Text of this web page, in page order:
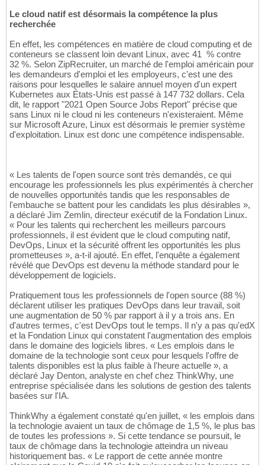
Le cloud natif est désormais la compétence la plus
recherchée
En effet, les compétences en matière de cloud computing et de
conteneurs se classent loin devant Linux, avec 41 % contre
32 %. Selon ZipRecruiter, un marché de l'emploi américain pour
les demandeurs d'emploi et les employeurs, c'est une des
raisons pour lesquelles le salaire annuel moyen d'un expert
Kubernetes aux États-Unis est passé à 147 732 dollars. Cela
dit, le rapport "2021 Open Source Jobs Report" précise que
sans Linux ni le cloud ni les conteneurs n'existeraient. Même
sur Microsoft Azure, Linux est désormais le premier système
d'exploitation. Linux est donc une compétence indispensable.
« Les talents de l'open source sont très demandés, ce qui
encourage les professionnels les plus expérimentés à chercher
de nouvelles opportunités tandis que les responsables de
l'embauche se battent pour les candidats les plus désirables »,
a déclaré Jim Zemlin, directeur exécutif de la Fondation Linux.
« Pour les talents qui recherchent les meilleurs parcours
professionnels, il est évident que le cloud computing natif,
DevOps, Linux et la sécurité offrent les opportunités les plus
prometteuses », a-t-il ajouté. En effet, l'enquête a également
révélé que DevOps est devenu la méthode standard pour le
développement de logiciels.
Pratiquement tous les professionnels de l'open source (88 %)
déclarent utiliser les pratiques DevOps dans leur travail, soit
une augmentation de 50 % par rapport à il y a trois ans. En
d'autres termes, c'est DevOps tout le temps. Il n'y a pas qu'edX
et la Fondation Linux qui constatent l'augmentation des emplois
dans le domaine des logiciels libres. « Les emplois dans le
domaine de la technologie sont ceux pour lesquels l'offre de
talents disponibles est la plus faible à l'heure actuelle », a
déclaré Jay Denton, analyste en chef chez ThinkWhy, une
entreprise spécialisée dans les solutions de gestion des talents
basées sur l'IA.
ThinkWhy a également constaté qu'en juillet, « les emplois dans
la technologie avaient un taux de chômage de 1,5 %, le plus bas
de toutes les professions ». Si cette tendance se poursuit, le
taux de chômage dans la technologie atteindra un niveau
historiquement bas. « Le rapport de cette année montre